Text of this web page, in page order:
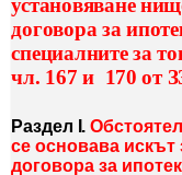
установяване
договора за
специалните за
чл. 167 и 170 от
Раздел І.
се основава искът
договора за